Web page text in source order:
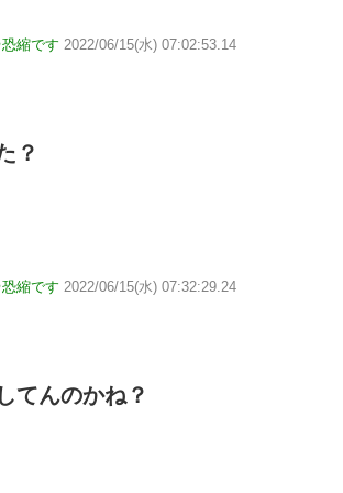
縮です 2022/06/15(水) 07:02:53.14
？
縮です 2022/06/15(水) 07:32:29.24
てんのかね？